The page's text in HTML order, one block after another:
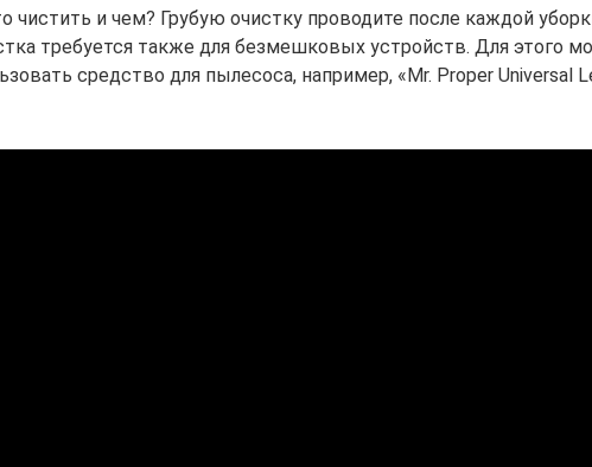
чистить и чем? Грубую очистку проводите после каждой
требуется также для безмешковых устройств. Для этого
средство для пылесоса, например, «Mr. Proper Universal